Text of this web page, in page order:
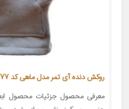
روکش دنده آی تمر مدل ماهی کد 277